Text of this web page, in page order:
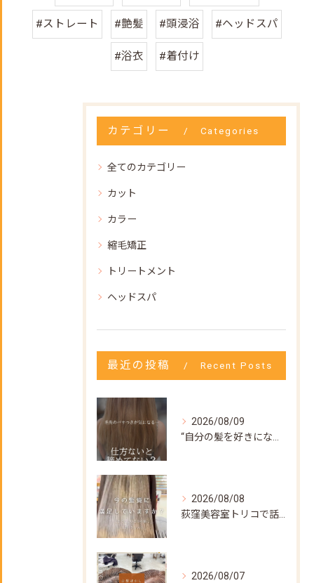
#ストレート #艶髪 #頭浸浴 #ヘッドスパ
#浴衣 #着付け
カテゴリー Categories
全てのカテゴリー
カット
カラー
縮毛矯正
トリートメント
ヘッドスパ
最近の投稿 Recent Posts
2026/08/09
2026/08/08
2026/08/07